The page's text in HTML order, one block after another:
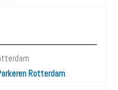
Rotterdam